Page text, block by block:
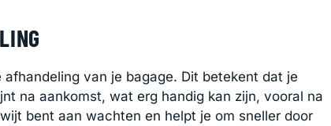
van je bagage. Dit betekent dat je
na aankomst, wat erg handig kan zijn, vooral na
bent aan wachten en helpt je om sneller door